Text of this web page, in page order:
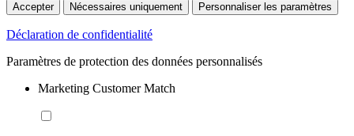
Accepter Nécessaires uniquement Personnaliser les paramètres
Déclaration de confidentialité
Paramètres de protection des données personnalisés
Marketing Customer Match